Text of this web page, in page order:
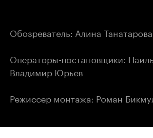
Обозреватель: Алина Танатарова
Операторы-постановщики:
Владимир Юрьев
Режиссер монтажа: Роман